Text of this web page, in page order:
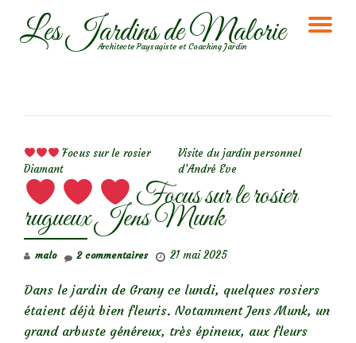
AllerLes Jardins de Malorie
Architecte Paysagiste et Coaching Jardin
Focus sur le rosier
Diamant
Visite du jardin personnel
d’André Eve
Focus sur le rosier
rugueux Jens Munk
malo 21 mai 2025
2 commentaires
Dans le jardin de Grany ce lundi, quelques rosiers
étaient déjà bien fleuris. Notamment Jens Munk, un
grand arbuste généreux, très épineux, aux fleurs